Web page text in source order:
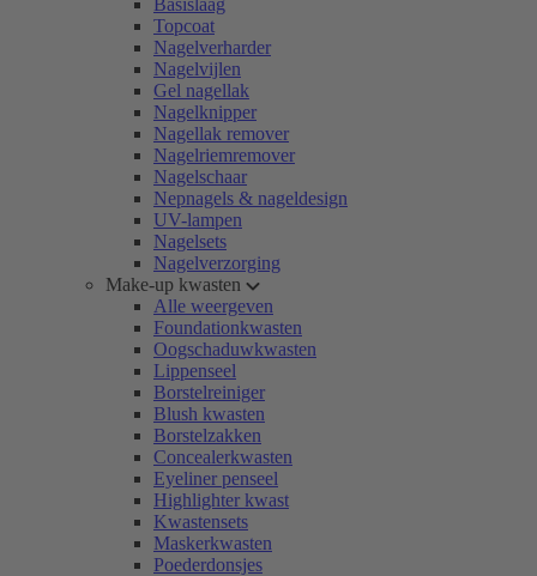
Basislaag
Topcoat
Nagelverharder
Nagelvijlen
Gel nagellak
Nagelknipper
Nagellak remover
Nagelriemremover
Nagelschaar
Nepnagels & nageldesign
UV-lampen
Nagelsets
Nagelverzorging
Make-up kwasten
Alle weergeven
Foundationkwasten
Oogschaduwkwasten
Lippenseel
Borstelreiniger
Blush kwasten
Borstelzakken
Concealerkwasten
Eyeliner penseel
Highlighter kwast
Kwastensets
Maskerkwasten
Poederdonsjes